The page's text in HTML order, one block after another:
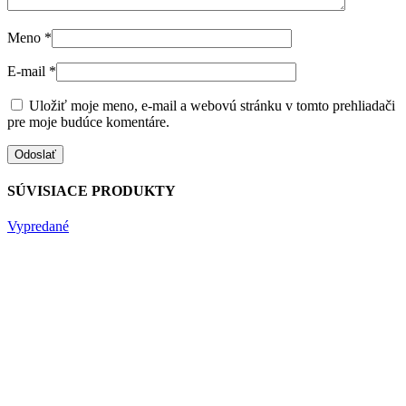
Meno *
E-mail *
Uložiť moje meno, e-mail a webovú stránku v tomto prehliadači
pre moje budúce komentáre.
SÚVISIACE PRODUKTY
Vypredané